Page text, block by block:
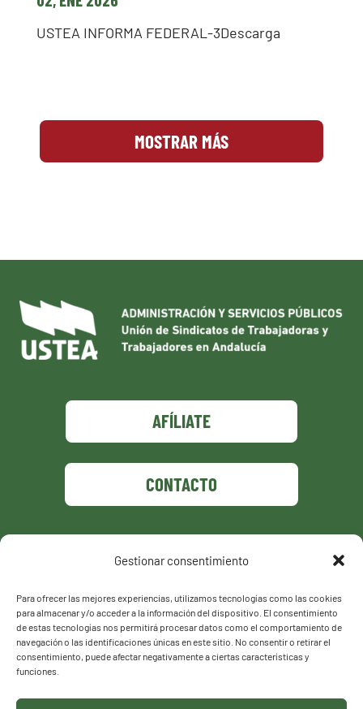
Gestionar consentimiento
Para ofrecer las mejores experiencias, utilizamos tecnologías como las cookies
para almacenar y/o acceder a la información del dispositivo. El consentimiento
de estas tecnologías nos permitirá procesar datos como el comportamiento de
navegación o las identificaciones únicas en este sitio. No consentir o retirar el
consentimiento, puede afectar negativamente a ciertas características y
funciones.
USTEA INFORMA FEDERAL-3Descarga
MOSTRAR MÁS
AFÍLIATE
CONTACTO